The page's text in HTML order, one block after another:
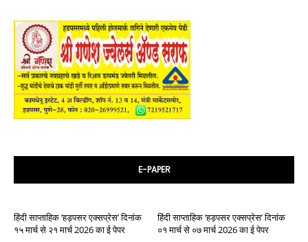
E-PAPER
हिंदी साप्ताहिक ‘हड़पसर एक्सप्रेस’ दिनांक
१५ मार्च से २१ मार्च 2026 का ई पेपर
हिंदी साप्ताहिक ‘हड़पसर एक्सप्रेस’ दिनांक
०१ मार्च से ०७ मार्च 2026 का ई पेपर